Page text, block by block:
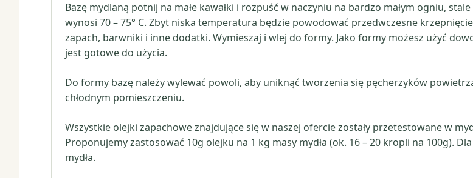
Bazę mydlaną potnij na małe kawałki i rozpuść w naczyniu na bardzo małym ogniu,
wynosi 70 – 75° C. Zbyt niska temperatura będzie powodować przedwczesne
zapach, barwniki i inne dodatki. Wymieszaj i wlej do formy. Jako formy możesz użyć
jest gotowe do użycia.
Do formy bazę należy wylewać powoli, aby uniknąć tworzenia się pęcherzyków
chłodnym pomieszczeniu.
Wszystkie olejki zapachowe znajdujące się w naszej ofercie zostały przetestowane w
Proponujemy zastosować 10g olejku na 1 kg masy mydła (ok. 16 – 20 kropli na 100g).
mydła.